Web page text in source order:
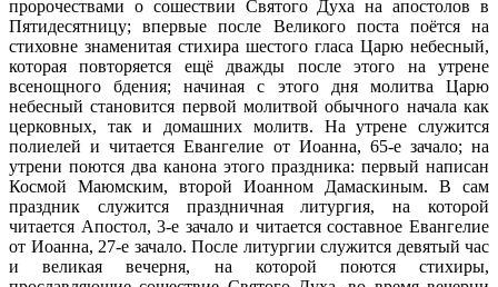
пророчествами о сошествии Святого Духа на апостолов в
Пятидесятницу; впервые после Великого поста поётся на
стиховне знаменитая стихира шестого гласа Царю небесный,
которая повторяется ещё дважды после этого на утрене
всенощного бдения; начиная с этого дня молитва Царю
небесный становится первой молитвой обычного начала как
церковных, так и домашних молитв. На утрене служится
полиелей и читается Евангелие от Иоанна, 65-е зачало; на
утрени поются два канона этого праздника: первый написан
Космой Маюмским, второй Иоанном Дамаскиным. В сам
праздник служится праздничная литургия, на которой
читается Апостол, 3-е зачало и читается составное Евангелие
от Иоанна, 27-е зачало. После литургии служится девятый час
и великая вечерня, на которой поются стихиры,